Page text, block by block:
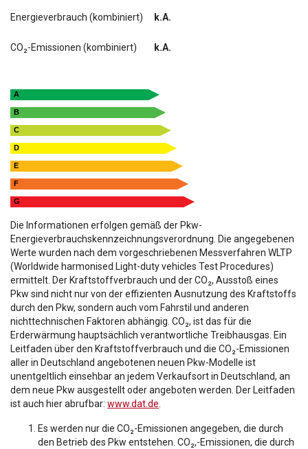
Energieverbrauch (kombiniert) k.A.
CO₂-Emissionen (kombiniert) k.A.
A
B
C
D
E
F
G
Die Informationen erfolgen gemäß der Pkw-
Energieverbrauchskennzeichnungsverordnung. Die angegebenen
Werte wurden nach dem vorgeschriebenen Messverfahren WLTP
(Worldwide harmonised Light-duty vehicles Test Procedures)
ermittelt. Der Kraftstoffverbrauch und der CO₂, Ausstoß eines
Pkw sind nicht nur von der effizienten Ausnutzung des Kraftstoffs
durch den Pkw, sondern auch vom Fahrstil und anderen
nichttechnischen Faktoren abhängig. CO₂, ist das für die
Erderwärmung hauptsächlich verantwortliche Treibhausgas. Ein
Leitfaden über den Kraftstoffverbrauch und die CO₂-Emissionen
aller in Deutschland angebotenen neuen Pkw-Modelle ist
unentgeltlich einsehbar an jedem Verkaufsort in Deutschland, an
dem neue Pkw ausgestellt oder angeboten werden. Der Leitfaden
ist auch hier abrufbar: www.dat.de.
Es werden nur die CO₂-Emissionen angegeben, die durch
den Betrieb des Pkw entstehen. CO₂,-Emissionen, die durch